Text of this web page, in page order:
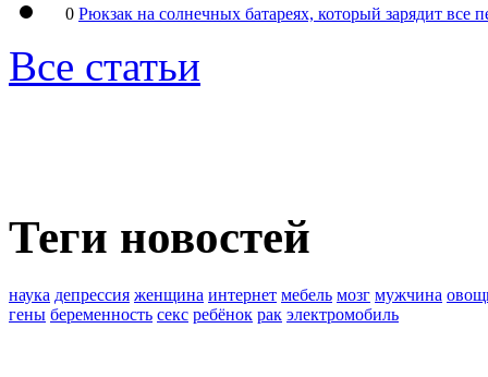
0 Рюкзак на солнечных батареях, который зарядит все
Все статьи
Теги новостей
наука депрессия женщина интернет мебель мозг мужчина
гены беременность секс ребёнок рак электромобиль